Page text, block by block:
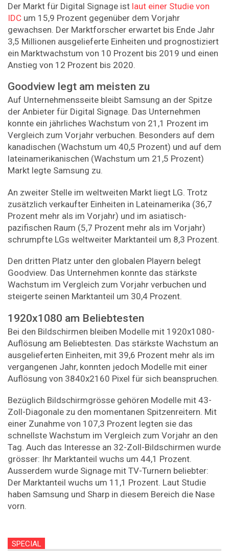
Der Markt für Digital Signage ist laut einer Studie von
IDC um 15,9 Prozent gegenüber dem Vorjahr
gewachsen. Der Marktforscher erwartet bis Ende Jahr
3,5 Millionen ausgelieferte Einheiten und prognostiziert
ein Marktwachstum von 10 Prozent bis 2019 und einen
Anstieg von 12 Prozent bis 2020.
Goodview legt am meisten zu
Auf Unternehmensseite bleibt Samsung an der Spitze
der Anbieter für Digital Signage. Das Unternehmen
konnte ein jährliches Wachstum von 21,1 Prozent im
Vergleich zum Vorjahr verbuchen. Besonders auf dem
kanadischen (Wachstum um 40,5 Prozent) und auf dem
lateinamerikanischen (Wachstum um 21,5 Prozent)
Markt legte Samsung zu.
An zweiter Stelle im weltweiten Markt liegt LG. Trotz
zusätzlich verkaufter Einheiten in Lateinamerika (36,7
Prozent mehr als im Vorjahr) und im asiatisch-
pazifischen Raum (5,7 Prozent mehr als im Vorjahr)
schrumpfte LGs weltweiter Marktanteil um 8,3 Prozent.
Den dritten Platz unter den globalen Playern belegt
Goodview. Das Unternehmen konnte das stärkste
Wachstum im Vergleich zum Vorjahr verbuchen und
steigerte seinen Marktanteil um 30,4 Prozent.
1920x1080 am Beliebtesten
Bei den Bildschirmen bleiben Modelle mit 1920x1080-
Auflösung am Beliebtesten. Das stärkste Wachstum an
ausgelieferten Einheiten, mit 39,6 Prozent mehr als im
vergangenen Jahr, konnten jedoch Modelle mit einer
Auflösung von 3840x2160 Pixel für sich beanspruchen.
Bezüglich Bildschirmgrösse gehören Modelle mit 43-
Zoll-Diagonale zu den momentanen Spitzenreitern. Mit
einer Zunahme von 107,3 Prozent legten sie das
schnellste Wachstum im Vergleich zum Vorjahr an den
Tag. Auch das Interesse an 32-Zoll-Bildschirmen wurde
grösser: Ihr Marktanteil wuchs um 44,1 Prozent.
Ausserdem wurde Signage mit TV-Turnern beliebter:
Der Marktanteil wuchs um 11,1 Prozent. Laut Studie
haben Samsung und Sharp in diesem Bereich die Nase
vorn.
SPECIAL